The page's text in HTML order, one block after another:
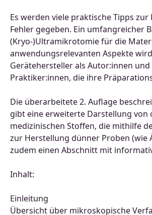
Es werden viele praktische Tipps
Fehler gegeben. Ein umfangreicher
(Kryo-)Ultramikrotomie für die
anwendungsrelevanten Aspekte
Gerätehersteller als Autor:innen
Praktiker:innen, die ihre
Die überarbeitete 2. Auflage
gibt eine erweiterte Darstellung
medizinischen Stoffen, die mithilfe
zur Herstellung dünner Proben (wie
zudem einen Abschnitt mit
Inhalt:
Einleitung
Übersicht über mikroskopische